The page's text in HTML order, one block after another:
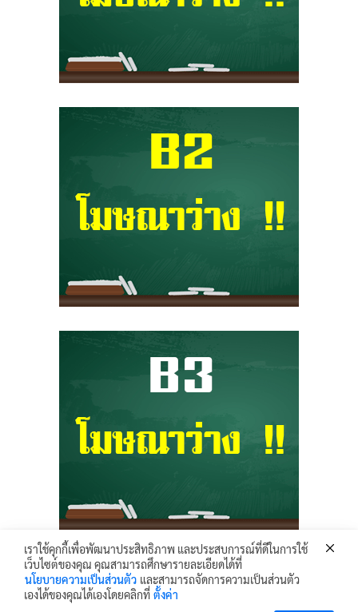
Krunhongonline.com © 2017 - All Rights Reserved.
ครูหน่องออนไลน์ เว็บไซต์ข้อมูล ข่าวสาร เพื่อการเผยแพร่ความรู้ ด้านการศึกษา
เราใช้คุกกี้เพื่อพัฒนาประสิทธิภาพ และประสบการณ์ที่ดีในการใช้
เว็บไซต์ของคุณ คุณสามารถศึกษารายละเอียดได้ที่
นโยบายความเป็นส่วนตัว และสามารถจัดการความเป็นส่วนตัว
เองได้ของคุณได้เองโดยคลิกที่ ตั้งค่า